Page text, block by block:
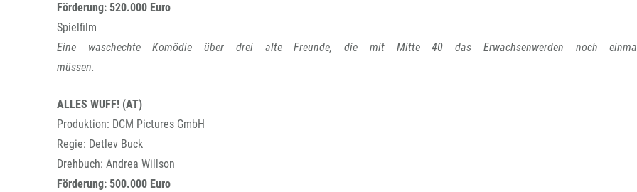
Förderung: 520.000 Euro
Spielfilm
Eine waschechte Komödie über drei alte Freunde, die mit Mitte 40 das Erwachsenwerden noch
müssen.
ALLES WUFF! (AT)
Produktion: DCM Pictures GmbH
Regie: Detlev Buck
Drehbuch: Andrea Willson
Förderung: 500.000 Euro